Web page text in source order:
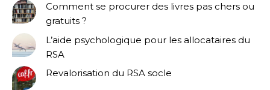
Comment se procurer des livres pas chers ou
gratuits ?
L’aide psychologique pour les allocataires du
RSA
Revalorisation du RSA socle